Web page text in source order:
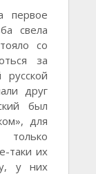
первое
свела
со
за
друг
был
для
таки их
у них